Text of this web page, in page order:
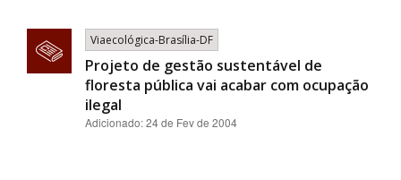
Viaecológica-Brasília-DF
Projeto de gestão sustentável de
floresta pública vai acabar com ocupação
ilegal
Adicionado: 24 de Fev de 2004